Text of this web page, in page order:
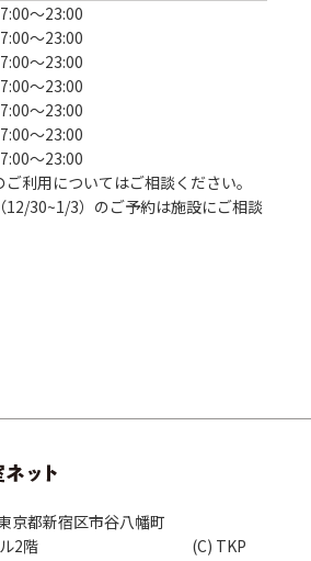
〜23:00
〜23:00
〜23:00
〜23:00
〜23:00
〜23:00
〜23:00
利用についてはご相談ください。
12/30~1/3）のご予約は施設にご相談
京都新宿区市谷八幡町
2階
(C) TKP